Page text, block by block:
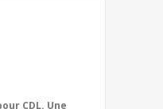
CDL. Une